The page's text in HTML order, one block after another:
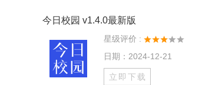
今日校园 v1.4.0最新版
星级评价 :
日期：2024-12-21
立即下载